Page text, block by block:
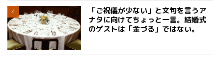
「ご祝儀が少ない」と文句を言うア
ナタに向けてちょっと一言。結婚式
のゲストは「金づる」ではない。